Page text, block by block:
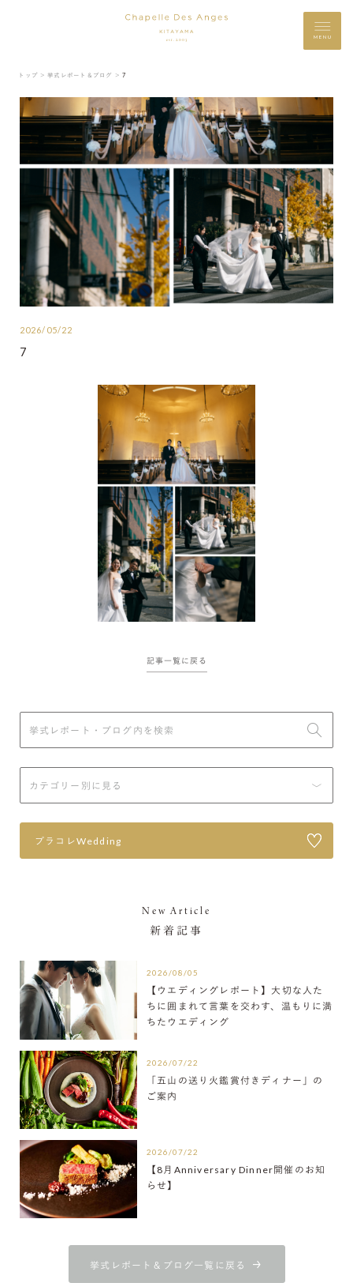
MENU
トップ ＞ 挙式レポート＆ブログ ＞ 7
2026/05/22
7
記事一覧に戻る
プラコレWedding
New Article
新着記事
2026/08/05
【ウエディングレポート】大切な人た
ちに囲まれて言葉を交わす、温もりに満
ちたウエディング
2026/07/22
「五山の送り火鑑賞付きディナー」の
ご案内
2026/07/22
【8月Anniversary Dinner開催のお知
らせ】
挙式レポート＆ブログ一覧に戻る